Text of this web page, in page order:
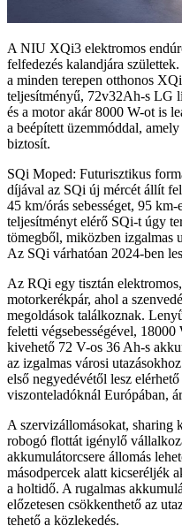
A NIU XQi3 elektromos
felfedezés kalandjára
a minden terepen otthonos
teljesítményű, 72v32Ah-s LG
és a motor akár 8000 W-ot is
a beépített üzemmóddal,
biztosít.
SQi Moped: Futurisztikus
díjával az SQi új mércét állít
45 km/órás sebességet, 95
teljesítményt elérő SQi-t úgy
tömegből, miközben izgalmas
Az SQi várhatóan 2024-ben
Az RQi egy tisztán
motorkerékpár, ahol a
megoldások találkoznak.
feletti végsebességével,
kivehető 72 V-os 36 Ah-s
az izgalmas városi
első negyedévétől lesz
viszonteladóknál Európában,
A szervizállomásokat, sharing
robogó flottát igénylő
akkumulátorcsere állomás
másodpercek alatt kicseréljék
a holtidő. A rugalmas
előzetesen csökkenthető az
tehető a közlekedés.